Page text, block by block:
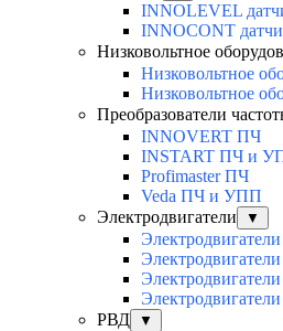
INNOLEVEL
INNOCONT
Низковольтное
Низковольтное
Низковольтное
Преобразователи
INNOVERT ПЧ
INSTART ПЧ и
Profimaster ПЧ
Veda ПЧ и УПП
Электродвигатели
▼
РВД
▼